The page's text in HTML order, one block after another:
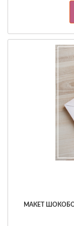
МАКЕТ